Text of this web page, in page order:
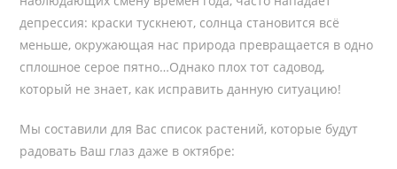
депрессия: краски тускнеют, солнца становится всё
меньше, окружающая нас природа превращается в одно
сплошное серое пятно…Однако плох тот садовод,
который не знает, как исправить данную ситуацию!
Мы составили для Вас список растений, которые будут
радовать Ваш глаз даже в октябре: